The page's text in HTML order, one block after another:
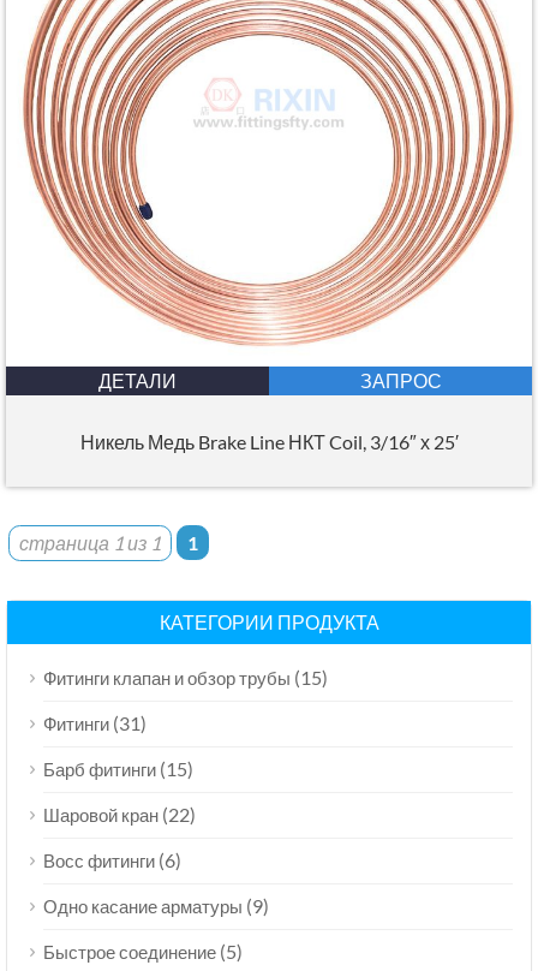
ДЕТАЛИ ЗАПРОС
Никель Медь Brake Line НКТ Coil, 3/16″ х 25′
страница 1 из 1 1
КАТЕГОРИИ ПРОДУКТА
Фитинги клапан и обзор трубы (15)
Фитинги (31)
Барб фитинги (15)
Шаровой кран (22)
Восс фитинги (6)
Одно касание арматуры (9)
Быстрое соединение (5)